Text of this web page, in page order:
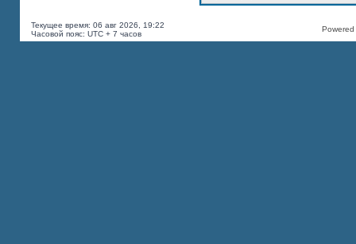
Текущее время: 06 авг 2026, 19:22
Часовой пояс: UTC + 7 часов